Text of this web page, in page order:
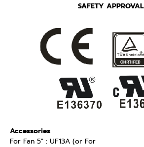
SAFETY APPROVAL
Accessories
For Fan 5″ : UF13A (or For